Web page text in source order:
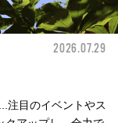
2026.07.29
注目のイベントやス